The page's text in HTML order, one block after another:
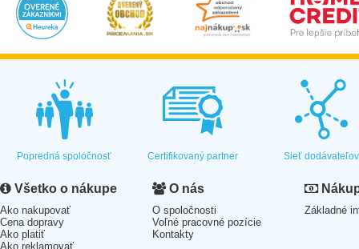
Popredná spoločnosť Certifikovaný partner Sieť dodávateľov
Všetko o nákupe
Ako nakupovať
Cena dopravy
Ako platiť
Ako reklamovať
O nás
O spoločnosti
Voľné pracovné pozície
Kontakty
Základné